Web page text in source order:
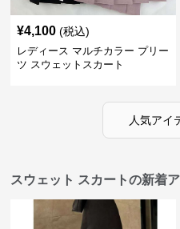
¥4,100 (税込)
レディース マルチカラー プリー
ツ スウェットスカート
人気アイ
スウェット スカートの新着